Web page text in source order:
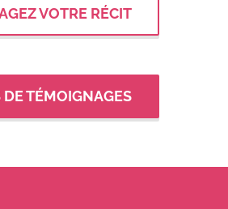
VOTRE RÉCIT
DE TÉMOIGNAGES